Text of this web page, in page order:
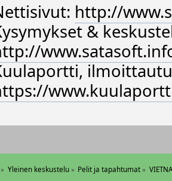
http://
&
» Yleinen keskustelu» Pelit ja tapahtumat »